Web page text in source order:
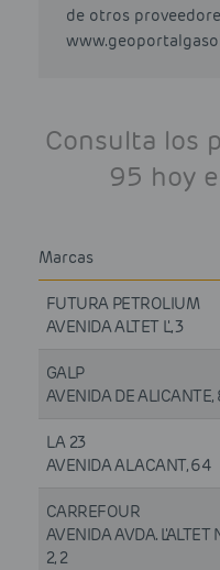
de otros
Consulta los
95 hoy
Marcas
FUTURA PETROLIUM
AVENIDA ALTET L', 3
GALP
AVENIDA DE ALICANTE,
LA 23
AVENIDA ALACANT, 64
CARREFOUR
AVENIDA AVDA. L'ALTET
2, 2